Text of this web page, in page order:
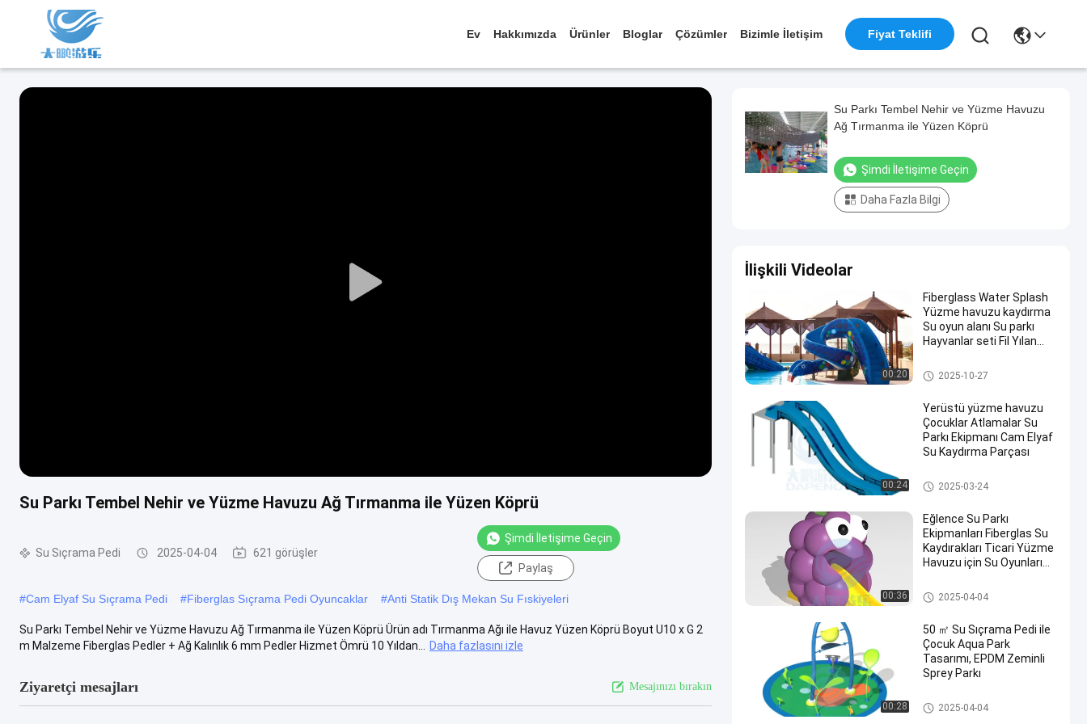
Ev Hakkımızda Ürünler Bloglar Çözümler Bizimle İletişim Fiyat Teklifi
Play
Su Parkı Tembel Nehir ve Yüzme Havuzu Ağ Tırmanma ile Yüzen Köprü
Su Sıçrama Pedi 2025-04-04 621 görüşler
Şimdi İletişime Geçin
Paylaş
#Cam Elyaf Su Sıçrama Pedi #Fiberglas Sıçrama Pedi Oyuncaklar #Anti Statik Dış Mekan Su Fıskiyeleri
Su Parkı Tembel Nehir ve Yüzme Havuzu Ağ Tırmanma ile Yüzen Köprü Ürün adı Tırmanma Ağı ile Havuz Yüzen Köprü Boyut U10 x G 2
m Malzeme Fiberglas Pedler + Ağ Kalınlık 6 mm Pedler Hizmet Ömrü 10 Yıldan...
Daha fazlasını izle
Ziyaretçi mesajları Mesajınızı bırakın
Su Parkı Tembel Nehir ve Yüzme Havuzu
Ağ Tırmanma ile Yüzen Köprü
Şimdi İletişime Geçin
Daha Fazla Bilgi
İlişkili Videolar
00:20
Fiberglass Water Splash
Yüzme havuzu kaydırma
Su oyun alanı Su parkı
Hayvanlar seti Fil Yılan
kaydırma
Su Sıçrama Pedi
2025-10-27
00:24
Yerüstü yüzme havuzu
Çocuklar Atlamalar Su
Parkı Ekipmanı Cam Elyaf
Su Kaydırma Parçası
Yüzme Havuzu Su Kaydırağı
2025-03-24
00:36
Eğlence Su Parkı
Ekipmanları Fiberglas Su
Kaydırakları Ticari Yüzme
Havuzu için Su Oyunları
Mini Havuz Kaydırağı
2025-04-04
00:28
50 ㎡ Su Sıçrama Pedi ile
Çocuk Aqua Park
Tasarımı, EPDM Zeminli
Sprey Parkı
Su parkı2025-04-04